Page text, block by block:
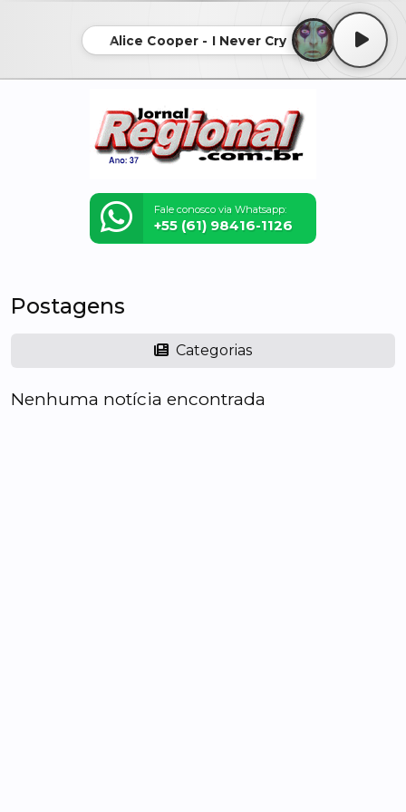
Alice Cooper - I Never Cry
Fale conosco via Whatsapp:
+55 (61) 98416-1126
Postagens
Categorias
Nenhuma notícia encontrada